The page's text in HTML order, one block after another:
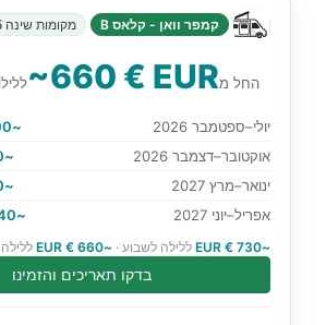
קמפר וואן - קלאס B מקומות שינה 5
החל מ~660 € EUR
יולי–ספטמבר 2026 ~1,100 € EUR
אוקטובר–דצמבר 2026
~660 € EUR
ינואר–מרץ 2027
~660 € EUR
אפריל–יוני 2027
~1,040 € EUR
~730 € EUR ללילה לשבוע · ~660 € EUR
בדקו תאריכים והזמינו